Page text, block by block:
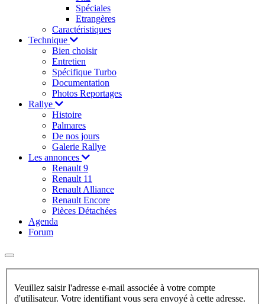
Spéciales
Etrangères
Caractéristiques
Technique
Bien choisir
Entretien
Spécifique Turbo
Documentation
Photos Reportages
Rallye
Histoire
Palmares
De nos jours
Galerie Rallye
Les annonces
Renault 9
Renault 11
Renault Alliance
Renault Encore
Pièces Détachées
Agenda
Forum
Veuillez saisir l'adresse e-mail associée à votre compte
d'utilisateur. Votre identifiant vous sera envoyé à cette adresse.